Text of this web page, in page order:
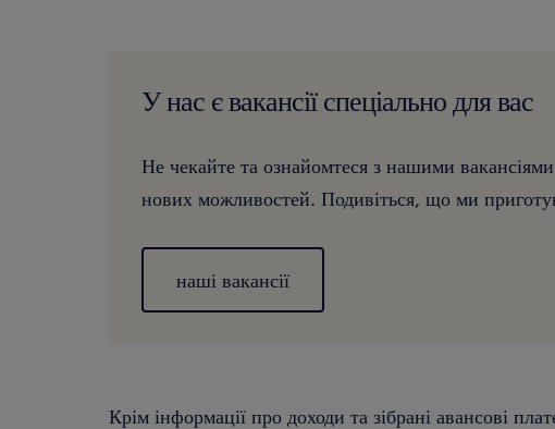
У нас є вакансії спеціально для вас
Не чекайте та ознайомтеся з нашими
нових можливостей. Подивіться, що ми
наші вакансії
Крім інформації про доходи та зібрані авансові